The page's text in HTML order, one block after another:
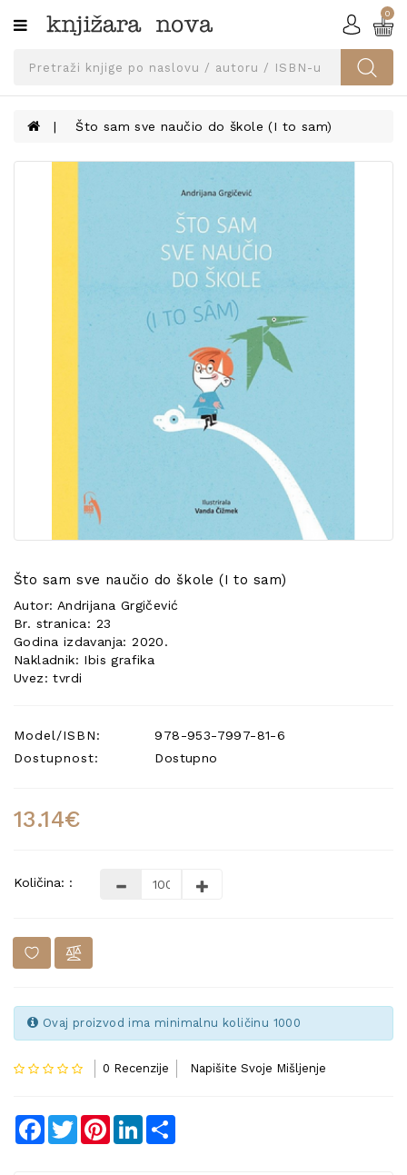
Kategorije
SVEUČILIŠNA
UDŽBENICI
KNJIGE
0
Što sam sve naučio do škole (I to sam)
Što sam sve naučio do škole (I to sam)
Autor: Andrijana Grgičević
Br. stranica: 23
Godina izdavanja: 2020.
Nakladnik: Ibis grafika
Uvez: tvrdi
Model/ISBN:
978-953-7997-81-6
Dostupnost:
Dostupno
13.14€
Količina: :
Ovaj proizvod ima minimalnu količinu 1000
0 Recenzije Napišite Svoje Mišljenje
Facebook
TwitterPinterestLinkedIn